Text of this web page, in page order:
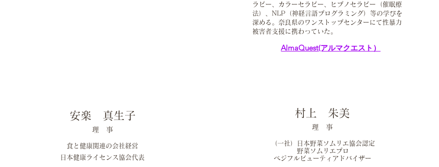
ラピー、カラーセラピー、ヒプノセラピー（催眠療
法）、NLP（神経言語プログラミング）等の学びを
深める。奈良県のワンストップセンターにて性暴力
被害者支援に携わっていた。
AlmaQuest(アルマクエスト）
安楽 真生子
理 事
食と健康関連の会社経営
日本健康ライセンス協会代表
村上 朱美
理 事
（一社）日本野菜ソムリエ協会認定
野菜ソムリエプロ
​ベジフルビューティアドバイザー